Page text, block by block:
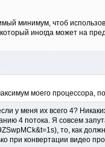
минимум, чтоб
иногда может на
моего процессора,
у меня их всего 4?
4 потока. Я совсем
то, как
при конвертации видео